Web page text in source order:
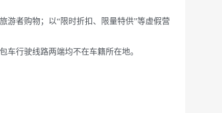
者购物；以“限时折扣、限量特供”等虚假营
行驶线路两端均不在车籍所在地。